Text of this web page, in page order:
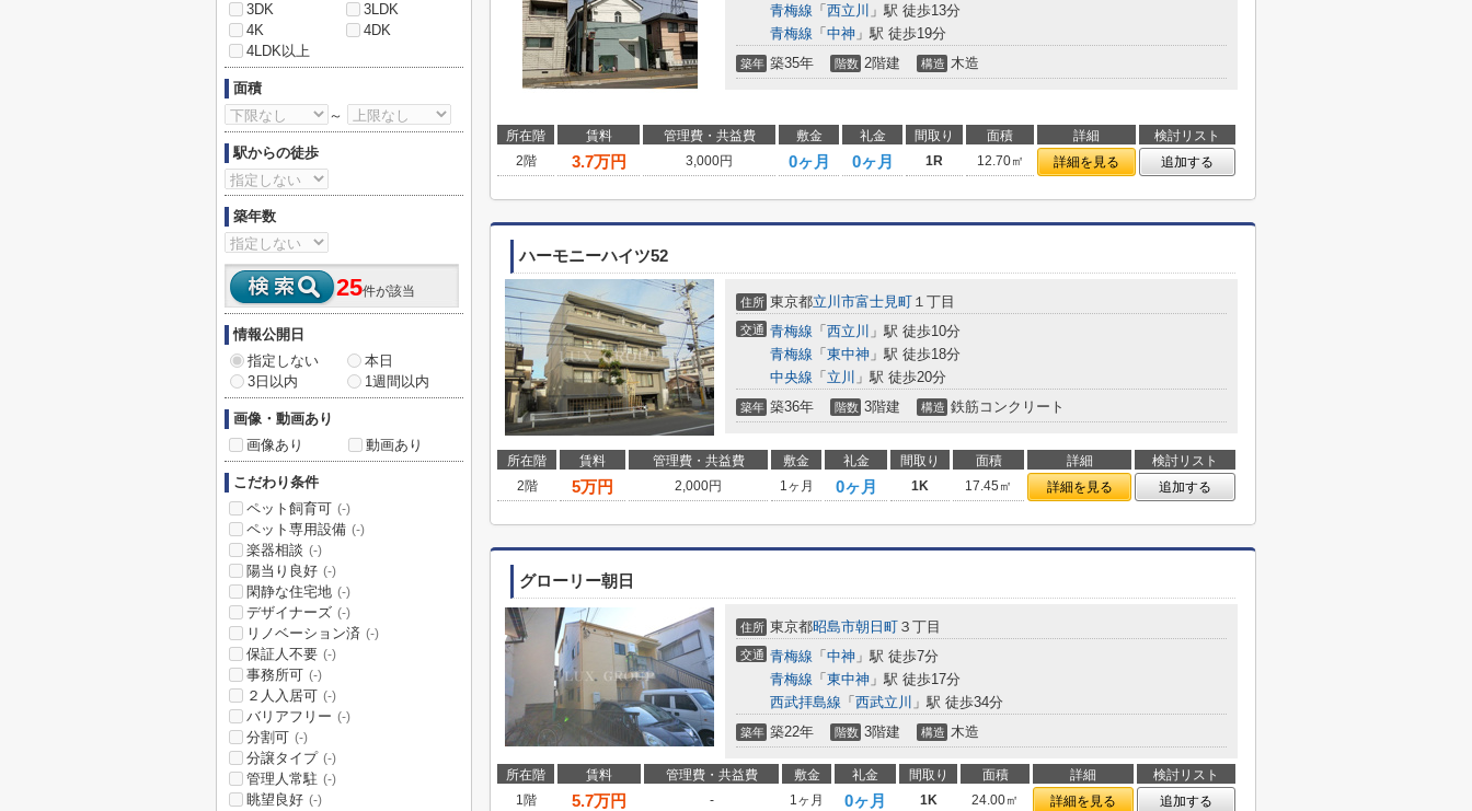
青梅線 「 西立川 」駅 徒歩13分
青梅線 「 中神 」駅 徒歩19分
築年 築35年 階数 2階建 構造 木造
所在階 賃料 管理費・共益費 敷金 礼金 間取り 面積 詳細
検討リスト
2階
3.7万円 3,000円 0ヶ月 0ヶ月 1R 12.70㎡ 詳細を見る 追加する
ハーモニーハイツ52
住所 東京都立川市富士見町 １丁目
交通 青梅線 「 西立川 」駅 徒歩10分
青梅線 「 東中神 」駅 徒歩18分
中央線 「 立川 」駅 徒歩20分
築年 築36年 階数 3階建 構造 鉄筋コンクリート
所在階 賃料 管理費・共益費 敷金 礼金 間取り 面積 詳細
検討リスト
2階
5万円 2,000円 1ヶ月 0ヶ月 1K 17.45㎡ 詳細を見る 追加する
グローリー朝日
住所 東京都昭島市朝日町 ３丁目
交通 青梅線 「 中神 」駅 徒歩7分
青梅線 「 東中神 」駅 徒歩17分
西武拝島線 「 西武立川 」駅 徒歩34分
築年 築22年 階数 3階建 構造 木造
所在階 賃料 管理費・共益費 敷金 礼金 間取り 面積 詳細
検討リスト
1階
5.7万円 - 1ヶ月 0ヶ月 1K 24.00㎡ 詳細を見る 追加する
3DK
3LDK
4K
4DK
4LDK以上
面積
～
駅からの徒歩
築年数
25件が該当
情報公開日
指定しない
本日
3日以内
1週間以内
画像・動画あり
画像あり
動画あり
こだわり条件
ペット飼育可 (-)
ペット専用設備 (-)
楽器相談 (-)
陽当り良好 (-)
閑静な住宅地 (-)
デザイナーズ (-)
リノベーション済 (-)
保証人不要 (-)
事務所可 (-)
２人入居可 (-)
バリアフリー (-)
分割可 (-)
分譲タイプ (-)
管理人常駐 (-)
眺望良好 (-)